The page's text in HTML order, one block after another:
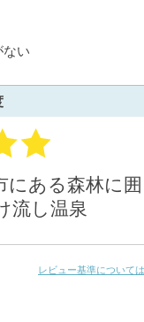
ない
にある森林に
流し温泉
レビュー基準について